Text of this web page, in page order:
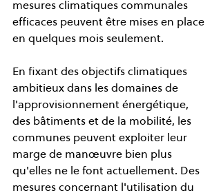
mesures climatiques communales
efficaces peuvent être mises en place
en quelques mois seulement.
En fixant des objectifs climatiques
ambitieux dans les domaines de
l'approvisionnement énergétique,
des bâtiments et de la mobilité, les
communes peuvent exploiter leur
marge de manœuvre bien plus
qu'elles ne le font actuellement. Des
mesures concernant l'utilisation du